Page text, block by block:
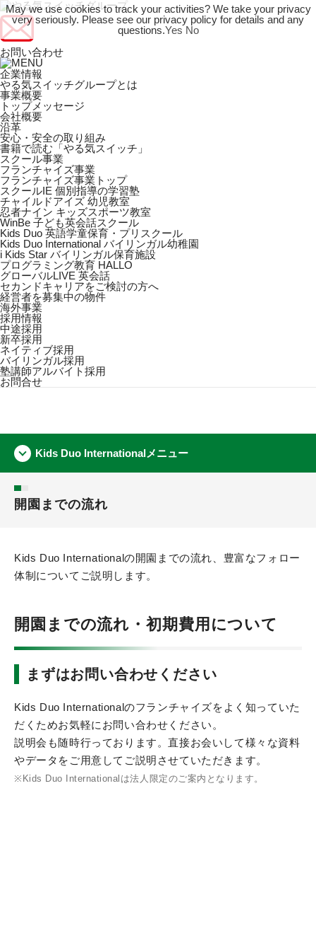
お問い合わせ
企業情報
やる気スイッチグループとは
事業概要
トップメッセージ
会社概要
沿革
安心・安全の取り組み
書籍で読む「やる気スイッチ」
スクール事業
フランチャイズ事業
フランチャイズ事業トップ
スクールIE 個別指導の学習塾
チャイルドアイズ 幼児教室
忍者ナイン キッズスポーツ教室
WinBe 子ども英会話スクール
Kids Duo 英語学童保育・プリスクール
Kids Duo International バイリンガル幼稚園
i Kids Star バイリンガル保育施設
プログラミング教育 HALLO
グローバルLIVE 英会話
セカンドキャリアをご検討の方へ
経営者を募集中の物件
海外事業
採用情報
中途採用
新卒採用
ネイティブ採用
バイリンガル採用
塾講師アルバイト採用
お問合せ
Kids Duo Internationalメニュー
開園までの流れ
Kids Duo Internationalの開園までの流れ、豊富なフォロー
体制についてご説明します。
開園までの流れ・初期費用について
まずはお問い合わせください
Kids Duo Internationalのフランチャイズをよく知っていた
だくためお気軽にお問い合わせください。
説明会も随時行っております。直接お会いして様々な資料
やデータをご用意してご説明させていただきます。
※Kids Duo Internationalは法人限定のご案内となります。
May we use cookies to track your activities? We take your privacy
very seriously. Please see our privacy policy for details and any
questions.Yes No